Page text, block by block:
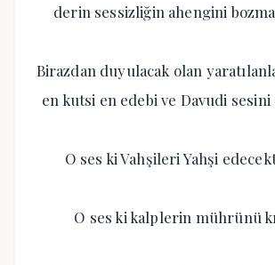
derin sessizliğin ahengini
Birazdan duyulacak olan
en kutsi en edebi ve Davudi
O ses ki Vahşileri Yahşi
O ses ki kalplerin mührünü